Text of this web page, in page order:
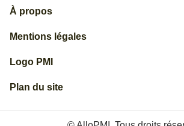
À propos
Mentions légales
Logo PMI
Plan du site